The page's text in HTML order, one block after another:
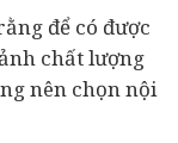
để có được
chất lượng
nên chọn nội